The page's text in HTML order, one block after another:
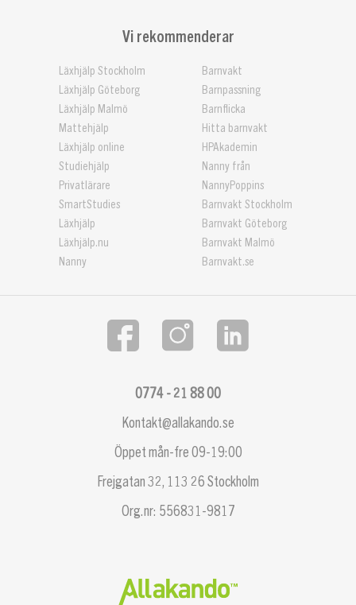
Vi rekommenderar
Läxhjälp Stockholm
Läxhjälp Göteborg
Läxhjälp Malmö
Mattehjälp
Läxhjälp online
Studiehjälp
Privatlärare
SmartStudies
Läxhjälp
Läxhjälp.nu
Nanny
Barnvakt
Barnpassning
Barnflicka
Hitta barnvakt
HPAkademin
Nanny från
NannyPoppins
Barnvakt Stockholm
Barnvakt Göteborg
Barnvakt Malmö
Barnvakt.se
Kontakt@allakando.se
0774 - 21 88 00
Öppet mån-fre 09-19:00
Frejgatan 32, 113 26 Stockholm
Org.nr: 556831-9817